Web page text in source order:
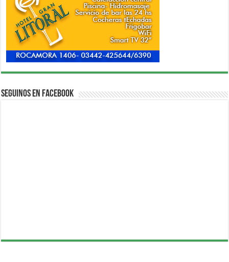
Seguinos en Facebook